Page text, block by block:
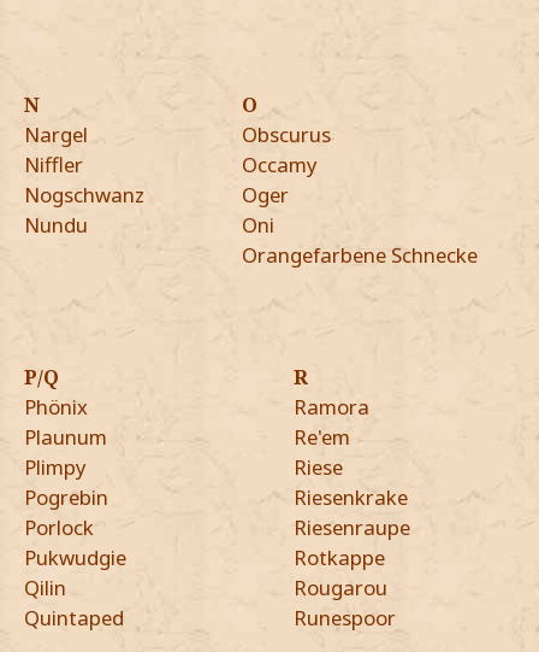
N
Nargel
Niffler
Nogschwanz
Nundu
O
Obscurus
Occamy
Oger
Oni
Orangefarbene Schnecke
P/Q
Phönix
Plaunum
Plimpy
Pogrebin
Porlock
Pukwudgie
Qilin
Quintaped
R
Ramora
Re'em
Riese
Riesenkrake
Riesenraupe
Rotkappe
Rougarou
Runespoor